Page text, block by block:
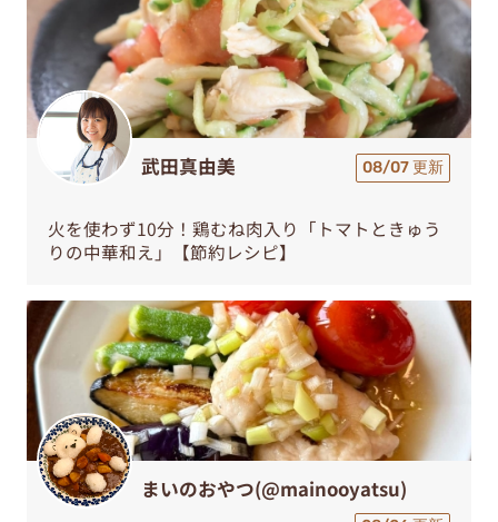
武田真由美 08/07 更新
火を使わず10分！鶏むね肉入り「トマトときゅう
りの中華和え」【節約レシピ】
まいのおやつ(@mainooyatsu)